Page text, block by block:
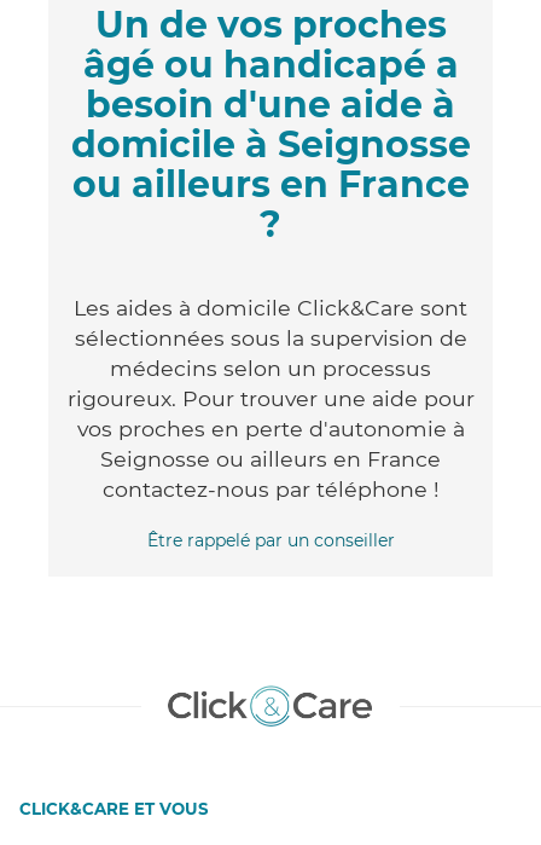
Un de vos proches
âgé ou handicapé a
besoin d'une aide à
domicile à Seignosse
ou ailleurs en France
?
Les aides à domicile Click&Care sont
sélectionnées sous la supervision de
médecins selon un processus
rigoureux. Pour trouver une aide pour
vos proches en perte d'autonomie à
Seignosse ou ailleurs en France
contactez-nous par téléphone !
Être rappelé par un conseiller
CLICK&CARE ET VOUS